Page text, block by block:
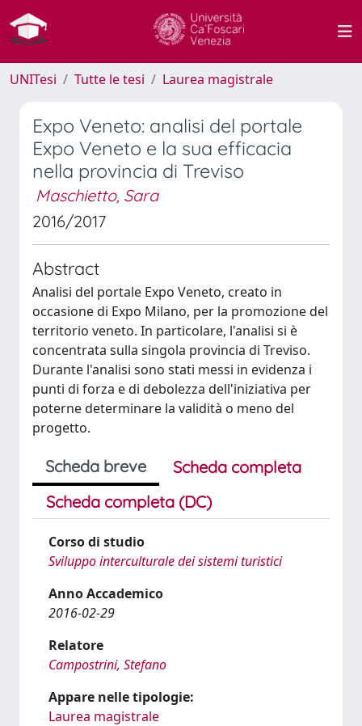
UNITesi Tutte le tesi Laurea magistrale
Expo Veneto: analisi del portale
Expo Veneto e la sua efficacia
nella provincia di Treviso
Maschietto, Sara
2016/2017
Abstract
Analisi del portale Expo Veneto, creato in
occasione di Expo Milano, per la promozione del
territorio veneto. In particolare, l'analisi si è
concentrata sulla singola provincia di Treviso.
Durante l'analisi sono stati messi in evidenza i
punti di forza e di debolezza dell'iniziativa per
poterne determinare la validità o meno del
progetto.
Scheda breve
Scheda completa
Scheda completa (DC)
Corso di studio
Sviluppo interculturale dei sistemi turistici
Anno Accademico
2016-02-29
Relatore
Campostrini, Stefano
Appare nelle tipologie:
Laurea magistrale